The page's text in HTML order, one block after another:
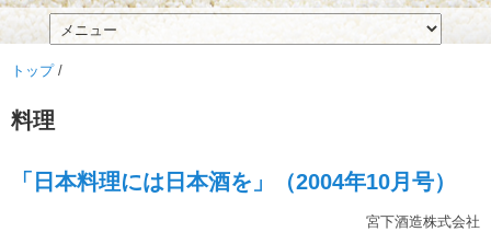
トップ/
料理
「日本料理には日本酒を」（2004年10月号）
宮下酒造株式会社